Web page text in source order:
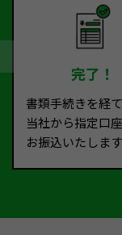
完了！
書類手続きを経て
当社から指定口
お振込いたします